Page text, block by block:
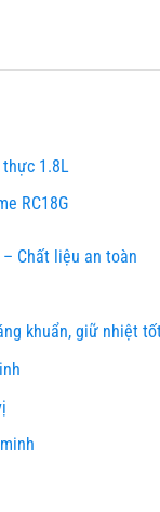
1.8L
RC18G
Chất liệu an toàn
khuẩn, giữ nhiệt